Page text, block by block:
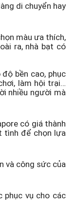
di chuyển hay
màu ưa thích,
ra, nhà bạt có
bền cao, phục
làm hội trại…
nhiều người mà
có giá thành
tình để chọn lựa
và công sức của
phục vụ cho các